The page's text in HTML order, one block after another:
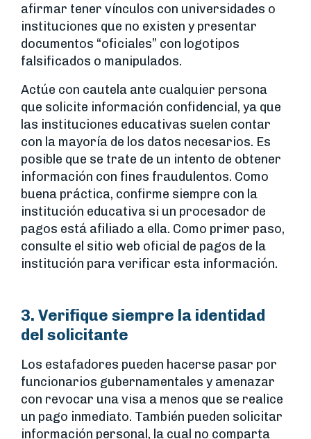
afirmar tener vínculos con universidades o
instituciones que no existen y presentar
documentos “oficiales” con logotipos
falsificados o manipulados.
Actúe con cautela ante cualquier persona
que solicite información confidencial, ya que
las instituciones educativas suelen contar
con la mayoría de los datos necesarios. Es
posible que se trate de un intento de obtener
información con fines fraudulentos. Como
buena práctica, confirme siempre con la
institución educativa si un procesador de
pagos está afiliado a ella. Como primer paso,
consulte el sitio web oficial de pagos de la
institución para verificar esta información.
3. Verifique siempre la identidad
del solicitante
Los estafadores pueden hacerse pasar por
funcionarios gubernamentales y amenazar
con revocar una visa a menos que se realice
un pago inmediato. También pueden solicitar
información personal, la cual no comparta